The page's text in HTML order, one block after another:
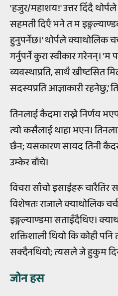
'हजुर/महाशय!' उत्तर दिँदै
सहमती दिएँ भने त म
हुनुपर्नेछ।' थोर्पले क्याथोलिक
गर्नुपर्ने कुरा स्वीकार गरेनन्। 'म
व्यवस्थाप्रति, साथै ख्रीष्टसित
सदस्यप्रति आज्ञाकारी रहनेछु,'
तिनलाई कैदमा राख्ने निर्णय
त्यो कसैलाई थाहा भएन।
छैन; यसकारण सायद तिनी
उम्केर बाँचे।
विचरा साँचो इसाईहरू
विशेषतः राजाले क्याथोलिक
इङ्गल्याण्डमा सताइँदैथिए।
शक्तिशाली थियो कि कोही
सक्दैनथियो; त्यसले जे हुकुम
जोन हस